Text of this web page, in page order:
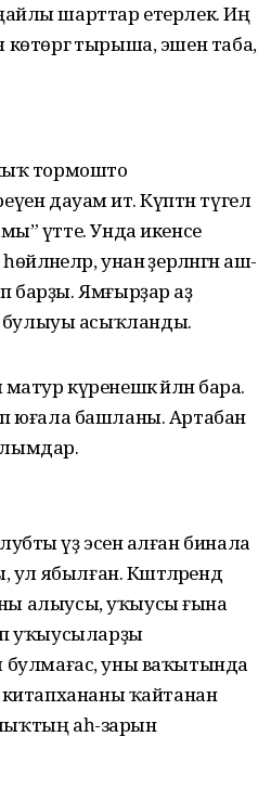
шарттар етерлек. Иң
көтөргә тырыша, эшен таба,
тормошто
дауам итә. Күптән түгел
үтте. Унда икенсе
унан әҙерләнгән аш-
барҙы. Ямғырҙар аҙ
асыҡланды.
күренешкә әйләнә бара.
юғала башланы. Артабан
үҙ эсенә алған бинала
ябылған. Кәштәләрендә
алыусы, уҡыусы ғына
уҡыусыларҙы
булмағас, уны ваҡытында
ҡайтанан
аһ-зарын